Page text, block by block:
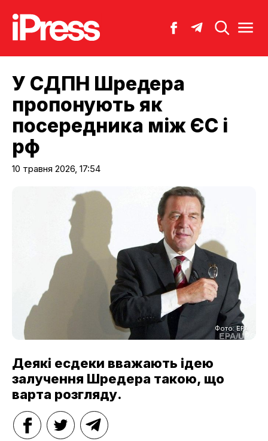
У СДПН Шредера
пропонують як
посередника між ЄС і
рф
10 травня 2026, 17:54
Фото: EPA
Деякі есдеки вважають ідею
залучення Шредера такою, що
варта розгляду.